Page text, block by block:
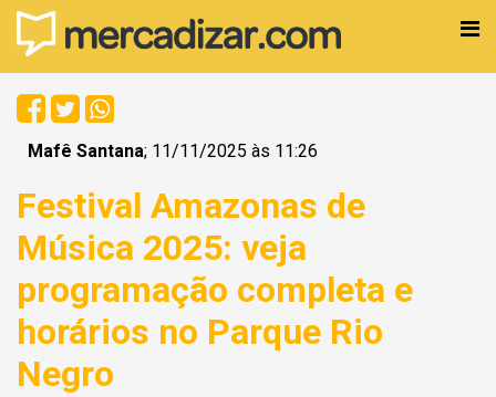
Mafê Santana; 11/11/2025 às 11:26
Festival Amazonas de
Música 2025: veja
programação completa e
horários no Parque Rio
Negro